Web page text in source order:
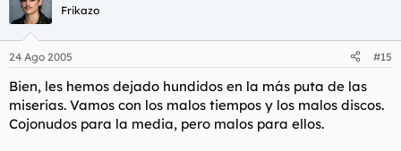
Frikazo
24 Ago 2005 #15
Bien, les hemos dejado hundidos en la más puta de las
miserias. Vamos con los malos tiempos y los malos discos.
Cojonudos para la media, pero malos para ellos.